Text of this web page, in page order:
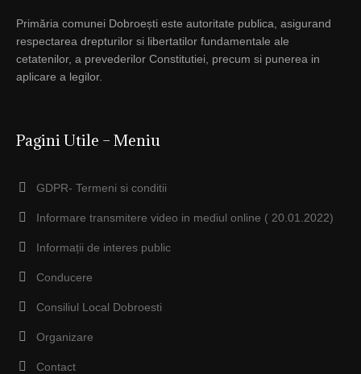
Primăria comunei Dobroești este autoritate publica, asigurand
respectarea drepturilor si libertatilor fundamentale ale
cetatenilor, a prevederilor Constitutiei, precum si punerea in
aplicare a legilor.
Pagini Utile – Meniu
GDPR- Termeni si conditii
Informare transmitere video in mediul online ( 20.01.2022)
Informații de interes public
Conducere
Consiliul Local Dobroesti
Organizare
Contact